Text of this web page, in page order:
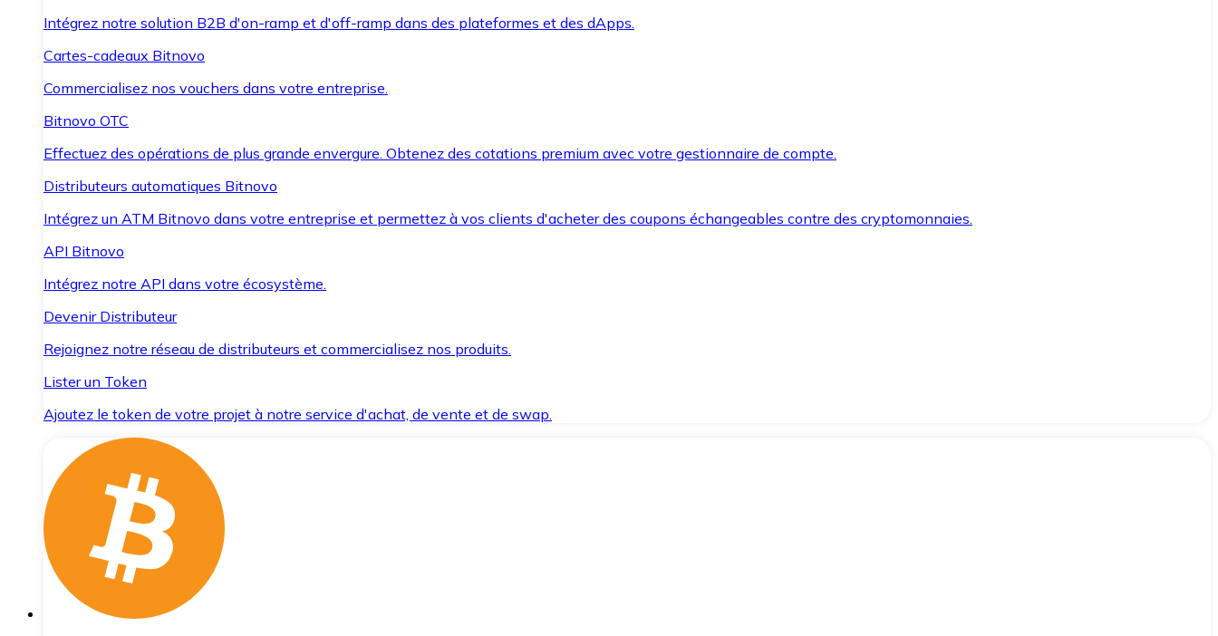
Intégrez notre solution B2B d'on-ramp et d'off-ramp dans des plateformes et des dApps.
Cartes-cadeaux Bitnovo
Commercialisez nos vouchers dans votre entreprise.
Bitnovo OTC
Effectuez des opérations de plus grande envergure. Obtenez des cotations premium avec votre gestionnaire de compte.
Distributeurs automatiques Bitnovo
Intégrez un ATM Bitnovo dans votre entreprise et permettez à vos clients d'acheter des coupons échangeables contre des cryptomonnaies.
API Bitnovo
Intégrez notre API dans votre écosystème.
Devenir Distributeur
Rejoignez notre réseau de distributeurs et commercialisez nos produits.
Lister un Token
Ajoutez le token de votre projet à notre service d'achat, de vente et de swap.